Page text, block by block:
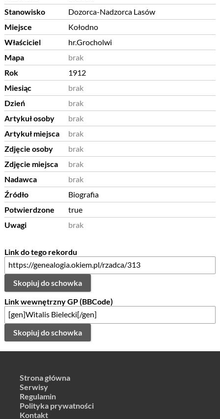
Stanowisko
Dozorca-Nadzorca Lasów
Miejsce
Kołodno
Właściciel
hr.Grocholwi
Mapa
brak
Rok
1912
Miesiąc
brak
Dzień
brak
Artykuł osoby
brak
Artykuł miejsca
brak
Zdjęcie osoby
brak
Zdjęcie miejsca
brak
Nadawca
brak
Źródło
Biografia
Potwierdzone
true
Uwagi
brak
Link do tego rekordu
Skopiuj do schowka
Link wewnętrzny GP (BBCode)
Skopiuj do schowka
Strona główna
Serwisy
Regulamin
Polityka prywatności
Kontakt